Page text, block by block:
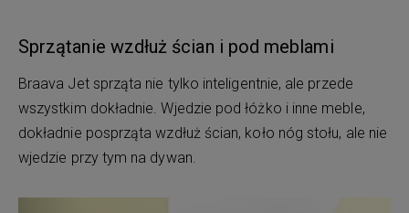
Sprzątanie wzdłuż ścian i pod meblami
Braava Jet sprząta nie tylko inteligentnie, ale przede
wszystkim dokładnie. Wjedzie pod łóżko i inne meble,
dokładnie posprząta wzdłuż ścian, koło nóg stołu, ale nie
wjedzie przy tym na dywan.